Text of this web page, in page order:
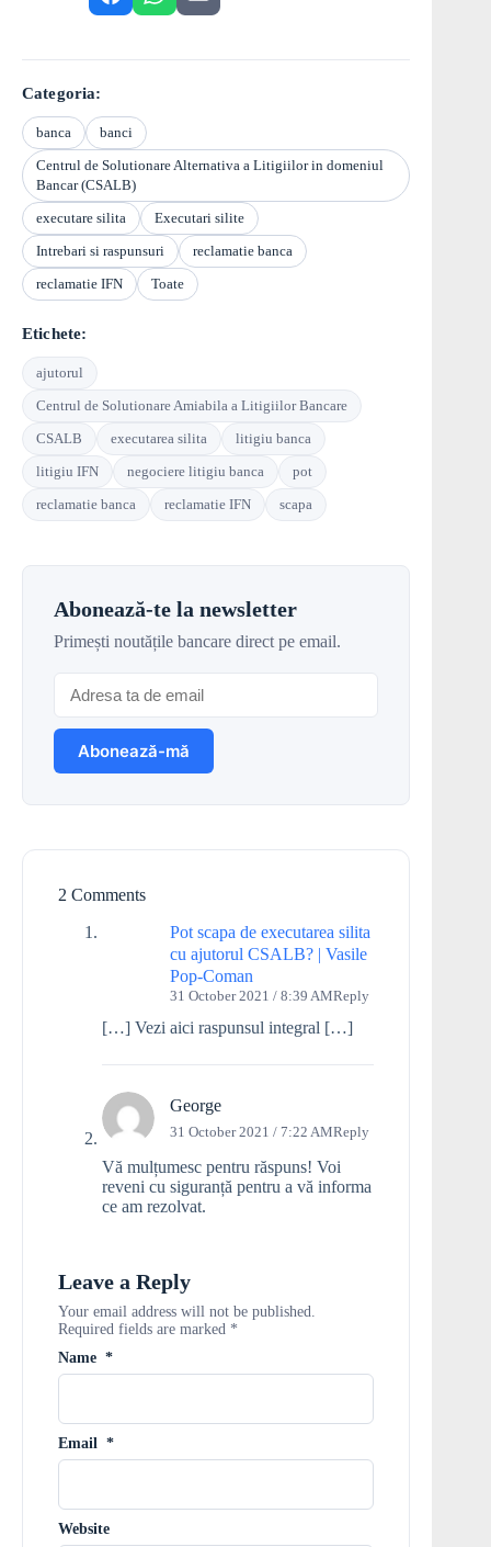
Categoria:
banca
banci
Centrul de Solutionare Alternativa a Litigiilor in domeniul
Bancar (CSALB)
executare silita
Executari silite
Intrebari si raspunsuri
reclamatie banca
reclamatie IFN
Toate
Etichete:
ajutorul
Centrul de Solutionare Amiabila a Litigiilor Bancare
CSALB
executarea silita
litigiu banca
litigiu IFN
negociere litigiu banca
pot
reclamatie banca
reclamatie IFN scapa
Abonează-te la newsletter
Primești noutățile bancare direct pe email.
2 Comments
Pot scapa de executarea silita
cu ajutorul CSALB? | Vasile
Pop-Coman
31 October 2021 / 8:39 AMReply
[…] Vezi aici raspunsul integral […]
George
31 October 2021 / 7:22 AMReply
Vă mulțumesc pentru răspuns! Voi
reveni cu siguranță pentru a vă informa
ce am rezolvat.
Leave a Reply
Your email address will not be published.
Required fields are marked *
Name *
Email *
Website